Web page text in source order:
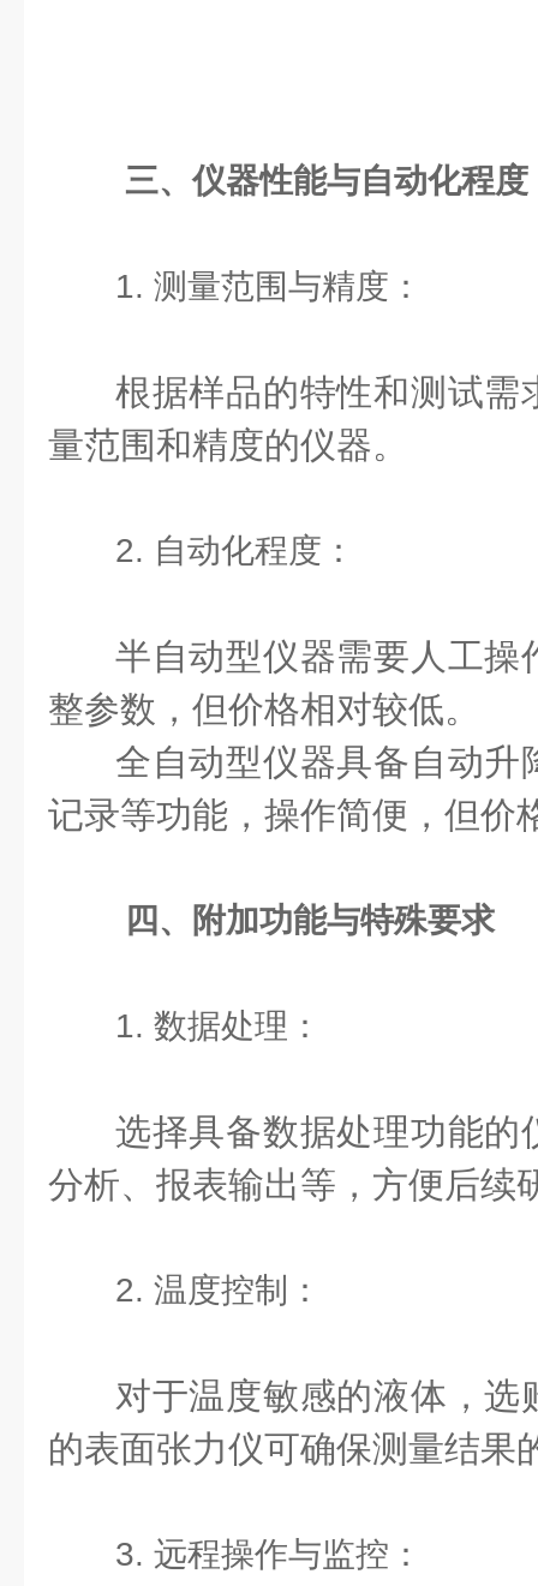
三、仪器性能与自动化程度
1. 测量范围与精度：
根据样品的特性和测试需
量范围和精度的仪器。
2. 自动化程度：
半自动型仪器需要人工操
整参数，但价格相对较低。
全自动型仪器具备自动升
记录等功能，操作简便，但价
四、附加功能与特殊要求
1. 数据处理：
选择具备数据处理功能的
分析、报表输出等，方便后续
2. 温度控制：
对于温度敏感的液体，选
的表面张力仪可确保测量结果
3. 远程操作与监控：